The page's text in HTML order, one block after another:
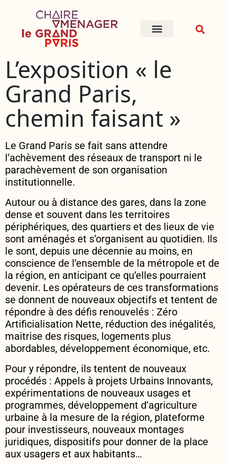
L’exposition « le
Grand Paris,
chemin faisant »
Le Grand Paris se fait sans attendre
l’achèvement des réseaux de transport ni le
parachèvement de son organisation
institutionnelle.
Autour ou à distance des gares, dans la zone
dense et souvent dans les territoires
périphériques, des quartiers et des lieux de vie
sont aménagés et s’organisent au quotidien. Ils
le sont, depuis une décennie au moins, en
conscience de l’ensemble de la métropole et de
la région, en anticipant ce qu’elles pourraient
devenir. Les opérateurs de ces transformations
se donnent de nouveaux objectifs et tentent de
répondre à des défis renouvelés : Zéro
Artificialisation Nette, réduction des inégalités,
maitrise des risques, logements plus
abordables, développement économique, etc.
Pour y répondre, ils tentent de nouveaux
procédés : Appels à projets Urbains Innovants,
expérimentations de nouveaux usages et
programmes, développement d’agriculture
urbaine à la mesure de la région, plateforme
pour investisseurs, nouveaux montages
juridiques, dispositifs pour donner de la place
aux usagers et aux habitants…